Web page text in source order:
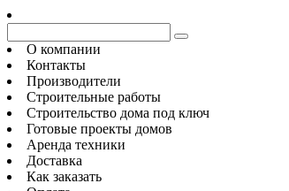
О компании
Контакты
Производители
Строительные работы
Строительство дома под ключ
Готовые проекты домов
Аренда техники
Доставка
Как заказать